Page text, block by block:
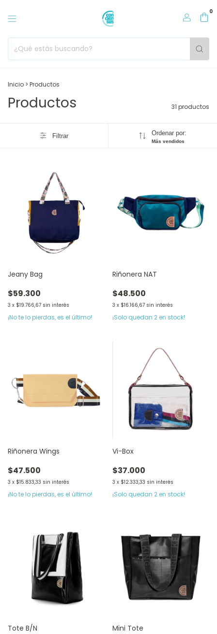
0
Inicio > Productos
Productos 31 productos
Filtrar Ordenar por:
Más vendidos
Jeany Bag
$59.300
3 x $19.766,67 sin interés
¡No te lo pierdas, es el último!
Riñonera NAT
$48.500
3 x $16.166,67 sin interés
¡Solo quedan 2 en stock!
Riñonera Wings
$47.500
3 x $15.833,33 sin interés
¡No te lo pierdas, es el último!
Vi-Box
$37.000
3 x $12.333,33 sin interés
¡Solo quedan 2 en stock!
Tote B/N Mini Tote